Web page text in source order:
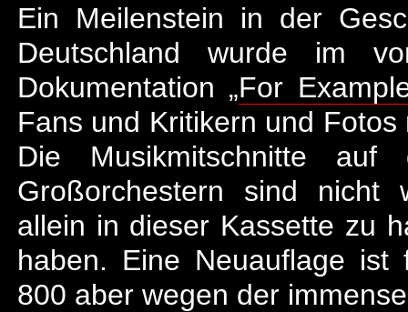
Ein Meilenstein in der
Deutschland wurde im
Dokumentation „For
Fans und Kritikern und
Die Musikmitschnitte
Großorchestern sind nicht
allein in dieser Kassette zu
haben. Eine Neuauflage ist
800 aber wegen der